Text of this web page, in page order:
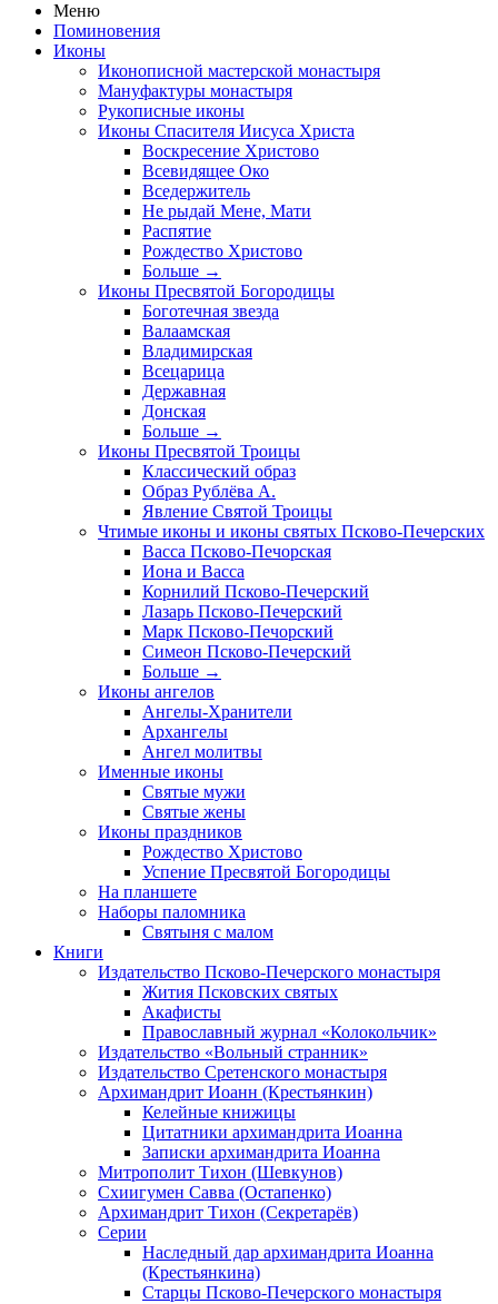
Меню
Поминовения
Иконы
Иконописной мастерской монастыря
Мануфактуры монастыря
Рукописные иконы
Иконы Спасителя Иисуса Христа
Воскресение Христово
Всевидящее Око
Вседержитель
Не рыдай Мене, Мати
Распятие
Рождество Христово
Больше →
Иконы Пресвятой Богородицы
Боготечная звезда
Валаамская
Владимирская
Всецарица
Державная
Донская
Больше →
Иконы Пресвятой Троицы
Классический образ
Образ Рублёва А.
Явление Святой Троицы
Чтимые иконы и иконы святых Псково-Печерских
Васса Псково-Печорская
Иона и Васса
Корнилий Псково-Печерский
Лазарь Псково-Печерский
Марк Псково-Печорский
Симеон Псково-Печерский
Больше →
Иконы ангелов
Ангелы-Хранители
Архангелы
Ангел молитвы
Именные иконы
Святые мужи
Святые жены
Иконы праздников
Рождество Христово
Успение Пресвятой Богородицы
На планшете
Наборы паломника
Святыня с малом
Книги
Издательство Псково-Печерского монастыря
Жития Псковских святых
Акафисты
Православный журнал «Колокольчик»
Издательство «Вольный странник»
Издательство Сретенского монастыря
Архимандрит Иоанн (Крестьянкин)
Келейные книжицы
Цитатники архимандрита Иоанна
Записки архимандрита Иоанна
Митрополит Тихон (Шевкунов)
Схиигумен Савва (Остапенко)
Архимандрит Тихон (Секретарёв)
Серии
Наследный дар архимандрита Иоанна
(Крестьянкина)
Старцы Псково-Печерского монастыря